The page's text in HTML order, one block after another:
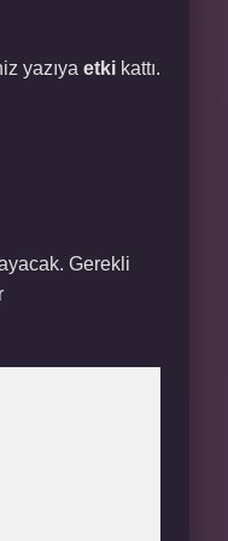
yazıya etki kattı.
Gerekli